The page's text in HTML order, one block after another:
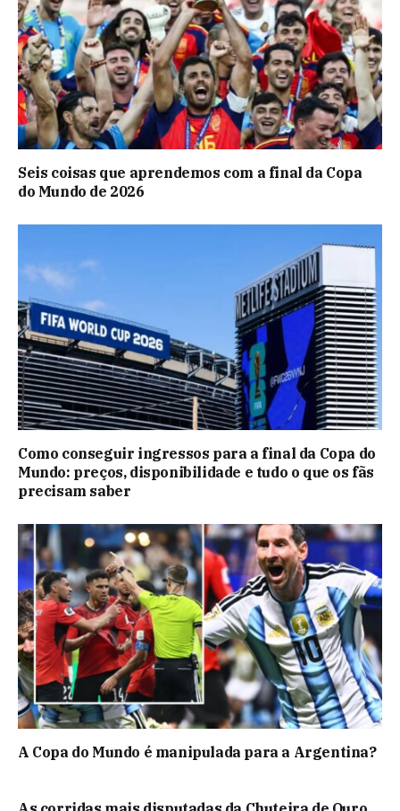
Seis coisas que aprendemos com a final da Copa
do Mundo de 2026
Como conseguir ingressos para a final da Copa do
Mundo: preços, disponibilidade e tudo o que os fãs
precisam saber
A Copa do Mundo é manipulada para a Argentina?